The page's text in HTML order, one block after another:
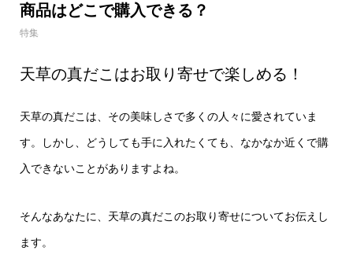
商品はどこで購入できる？
特集
天草の真だこはお取り寄せで楽しめる！
天草の真だこは、その美味しさで多くの人々に愛されていま
す。しかし、どうしても手に入れたくても、なかなか近くで購
入できないことがありますよね。
そんなあなたに、天草の真だこのお取り寄せについてお伝えし
ます。